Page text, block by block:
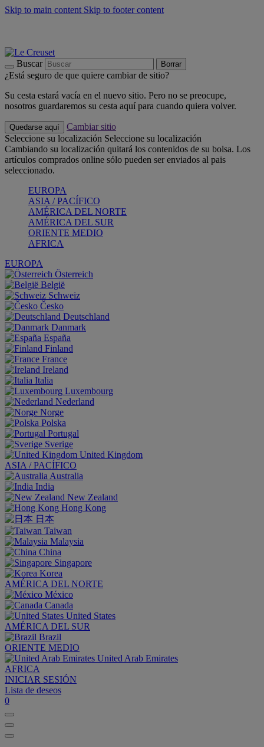
Skip to main content Skip to footer content
Buscar Borrar
¿Está seguro de que quiere cambiar de sitio?
Su cesta estará vacía en el nuevo sitio. Pero no se preocupe,
nosotros guardaremos su cesta aquí para cuando quiera volver.
Quedarse aquí
Cambiar sitio
Seleccione su localización Seleccione su localización
Cambiando su localización quitará los contenidos de su bolsa. Los
artículos comprados online sólo pueden ser enviados al pais
seleccionado.
EUROPA
ASIA / PACÍFICO
AMÉRICA DEL NORTE
AMÉRICA DEL SUR
ORIENTE MEDIO
AFRICA
EUROPA
Österreich
België
Schweiz
Česko
Deutschland
Danmark
España
Finland
France
Ireland
Italia
Luxembourg
Nederland
Norge
Polska
Portugal
Sverige
United Kingdom
ASIA / PACÍFICO
Australia
India
New Zealand
Hong Kong
日本
Taiwan
Malaysia
China
Singapore
Korea
AMÉRICA DEL NORTE
México
Canada
United States
AMÉRICA DEL SUR
Brazil
ORIENTE MEDIO
United Arab Emirates
AFRICA
INICIAR SESIÓN
Lista de deseos
0